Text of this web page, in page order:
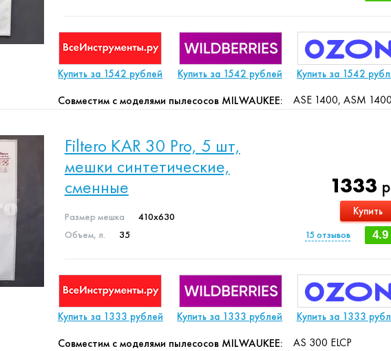
Купить за 1542 рублей Купить за 1542 рублей Купить за 1542
Совместим с моделями пылесосов MILWAUKEE: ASE 1400, ASM
Filtero KAR 30 Pro, 5 шт,
мешки синтетические,
сменные
Размер мешка
410x630
Объем, л.
35
1333
Купить
4.9
15отзывов
Купить за 1333 рублей Купить за 1333 рублей Купить за 1333
Совместим с моделями пылесосов MILWAUKEE: AS 300 ELCP